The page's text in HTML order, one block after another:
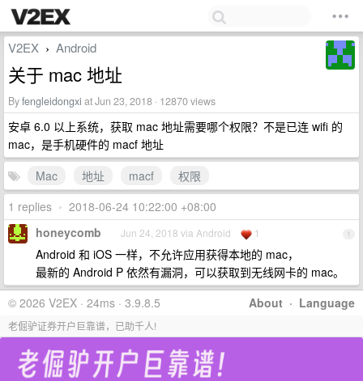
V2EX › Android
关于 mac 地址
Byfengleidongxi at Jun 23, 2018 · 12870 views
安卓 6.0 以上系统，获取 mac 地址需要哪个权限？不是已连 wifi 的
mac，是手机硬件的 macf 地址
Mac
地址 macf
权限
1 replies • 2018-06-24 10:22:00 +08:00
1
honeycomb Jun 24, 2018 via Android 1
Android 和 iOS 一样，不允许应用获得本地的 mac，
最新的 Android P 依然有漏洞，可以获取到无线网卡的 mac。
About · Language
© 2026 V2EX · 24ms · 3.9.8.5
老倔驴证券开户巨靠谱，已助千人!